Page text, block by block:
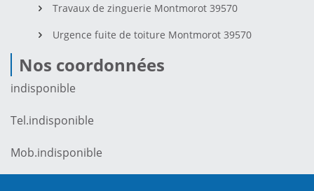
Travaux de zinguerie Montmorot 39570
Urgence fuite de toiture Montmorot 39570
Nos coordonnées
indisponible
Tel.indisponible
Mob.indisponible